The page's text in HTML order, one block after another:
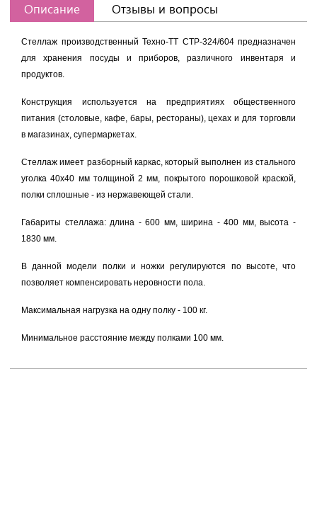
Описание Отзывы и вопросы
Стеллаж производственный Техно-ТТ СТР-324/604предназначен
для хранения посуды и приборов, различного инвентаря и
продуктов.
Конструкция используется на предприятиях общественного
питания (столовые, кафе, бары, рестораны), цехах и для торговли
в магазинах, супермаркетах.
Стеллаж имеет разборный каркас, который выполнен из стального
уголка 40х40 мм толщиной 2 мм, покрытого порошковой краской,
полки сплошные - из нержавеющей стали.
Габариты стеллажа: длина - 600 мм, ширина - 400 мм, высота -
1830 мм.
В данной модели полки и ножки регулируются по высоте, что
позволяет компенсировать неровности пола.
Максимальная нагрузка на одну полку - 100 кг.
Минимальное расстояние между полками 100 мм.